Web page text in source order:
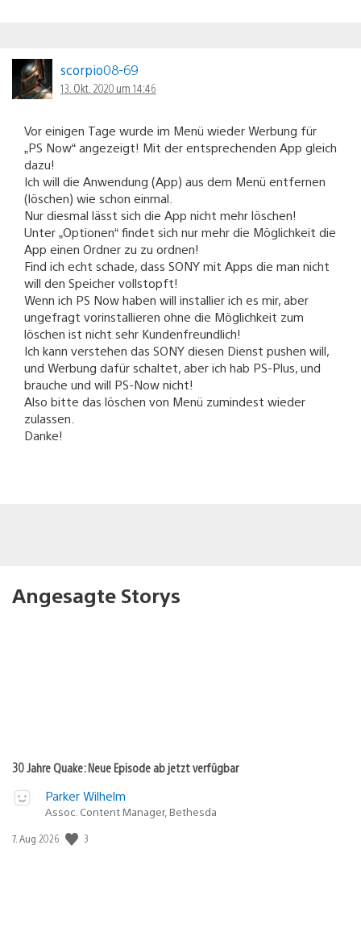
scorpio08-69
13. Okt. 2020 um 14:46
Vor einigen Tage wurde im Menü wieder Werbung für
„PS Now“ angezeigt! Mit der entsprechenden App gleich
dazu!
Ich will die Anwendung (App) aus dem Menü entfernen
(löschen) wie schon einmal.
Nur diesmal lässt sich die App nicht mehr löschen!
Unter „Optionen“ findet sich nur mehr die Möglichkeit die
App einen Ordner zu zu ordnen!
Find ich echt schade, dass SONY mit Apps die man nicht
will den Speicher vollstopft!
Wenn ich PS Now haben will installier ich es mir, aber
ungefragt vorinstallieren ohne die Möglichkeit zum
löschen ist nicht sehr Kundenfreundlich!
Ich kann verstehen das SONY diesen Dienst pushen will,
und Werbung dafür schaltet, aber ich hab PS-Plus, und
brauche und will PS-Now nicht!
Also bitte das löschen von Menü zumindest wieder
zulassen.
Danke!
Angesagte Storys
30 Jahre Quake: Neue Episode ab jetzt verfügbar
Parker Wilhelm
Assoc. Content Manager, Bethesda
Veröffentlichungsdatum:
7. Aug 2026 3